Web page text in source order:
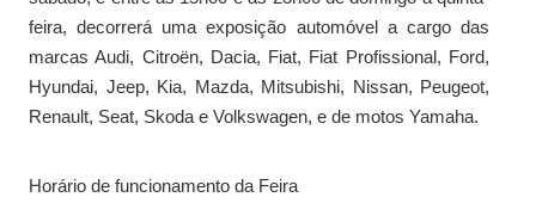
feira, decorrerá uma exposição automóvel a cargo das
marcas Audi, Citroën, Dacia, Fiat, Fiat Profissional, Ford,
Hyundai, Jeep, Kia, Mazda, Mitsubishi, Nissan, Peugeot,
Renault, Seat, Skoda e Volkswagen, e de motos Yamaha.
Horário de funcionamento da Feira